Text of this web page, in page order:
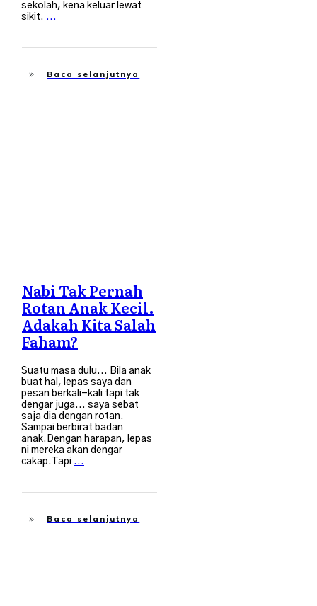
sekolah, kena keluar lewat
sikit. ...
Baca selanjutnya
Nabi Tak Pernah
Rotan Anak Kecil.
Adakah Kita Salah
Faham?
Suatu masa dulu... Bila anak
buat hal, lepas saya dan
pesan berkali-kali tapi tak
dengar juga... saya sebat
saja dia dengan rotan.
Sampai berbirat badan
anak.Dengan harapan, lepas
ni mereka akan dengar
cakap.Tapi ...
Baca selanjutnya